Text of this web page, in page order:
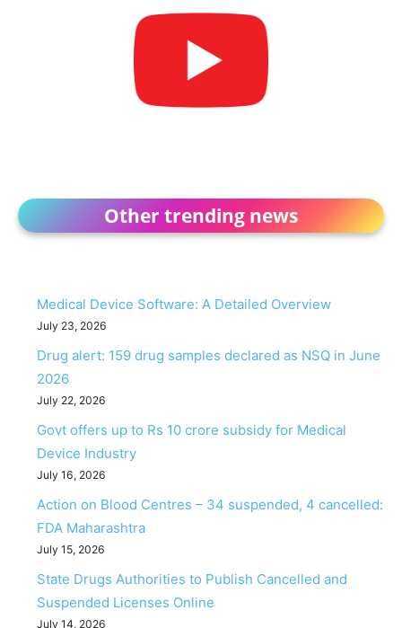
Other trending news
Medical Device Software: A Detailed Overview
July 23, 2026
Drug alert: 159 drug samples declared as NSQ in June
2026
July 22, 2026
Govt offers up to Rs 10 crore subsidy for Medical
Device Industry
July 16, 2026
Action on Blood Centres – 34 suspended, 4 cancelled:
FDA Maharashtra
July 15, 2026
State Drugs Authorities to Publish Cancelled and
Suspended Licenses Online
July 14, 2026